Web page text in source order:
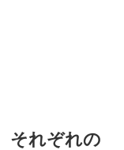
それぞれの